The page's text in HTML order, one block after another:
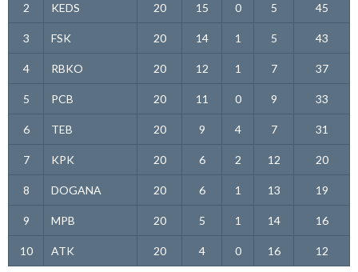
2 KEDS 20 15 0 5 45
3 FSK 20 14 1 5 43
4 RBKO 20 12 1 7 37
5 PCB 20 11 0 9 33
6 TEB 20 9 4 7 31
7 KPK 20 6 2 12 20
8 DOGANA 20 6 1 13 19
9 MPB 20 5 1 14 16
10 ATK 20 4 0 16 12